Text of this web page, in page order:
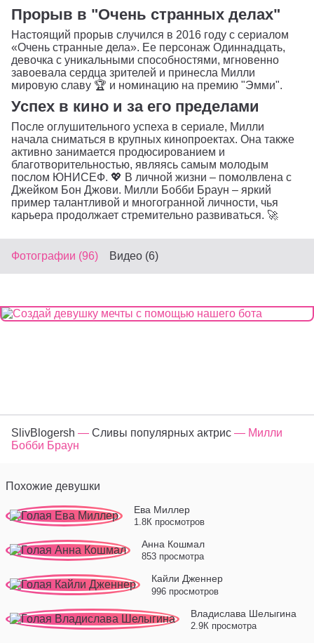
Прорыв в "Очень странных делах"
Настоящий прорыв случился в 2016 году с сериалом
«Очень странные дела». Ее персонаж Одиннадцать,
девочка с уникальными способностями, мгновенно
завоевала сердца зрителей и принесла Милли
мировую славу 🏆 и номинацию на премию "Эмми".
Успех в кино и за его пределами
После оглушительного успеха в сериале, Милли
начала сниматься в крупных кинопроектах. Она также
активно занимается продюсированием и
благотворительностью, являясь самым молодым
послом ЮНИСЕФ. 💖 В личной жизни – помолвлена с
Джейком Бон Джови. Милли Бобби Браун – яркий
пример талантливой и многогранной личности, чья
карьера продолжает стремительно развиваться. 🚀
Фотографии (96) Видео (6)
SlivBlogersh — Сливы популярных актрис — Милли
Бобби Браун
Похожие девушки
Ева Миллер
1.8К просмотров
Анна Кошмал
853 просмотра
Кайли Дженнер
996 просмотров
Владислава Шелыгина
2.9К просмотра